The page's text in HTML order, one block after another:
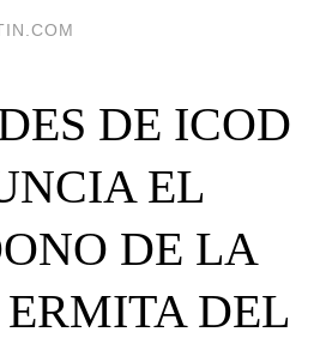
DE ICOD
EL
DE LA
DEL